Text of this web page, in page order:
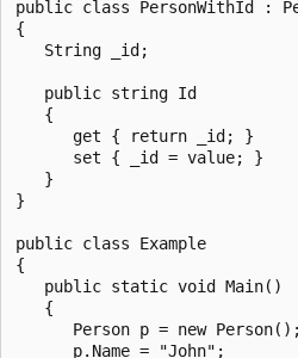
public class PersonWithId :
{
   String _id;
   public string Id
   {
      get { return _id; }
      set { _id = value; }
   }
}
public class Example
{
   public static void Main()
   {
      Person p = new Person();
      p.Name = "John";